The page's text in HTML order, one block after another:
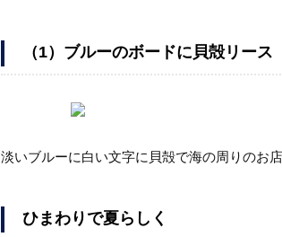
（1）ブルーのボードに貝殻リース
淡いブルーに白い文字に貝殻で海の周りのお
ひまわりで夏らしく